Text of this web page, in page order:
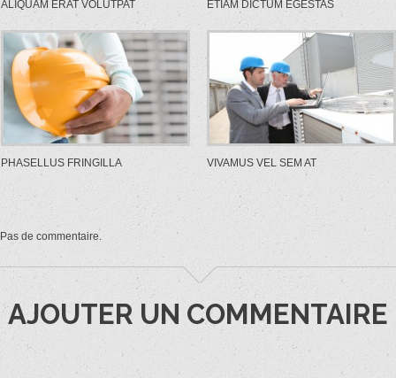
ALIQUAM ERAT VOLUTPAT ETIAM DICTUM EGESTAS
PHASELLUS FRINGILLA VIVAMUS VEL SEM AT
Pas de commentaire.
AJOUTER UN COMMENTAIRE